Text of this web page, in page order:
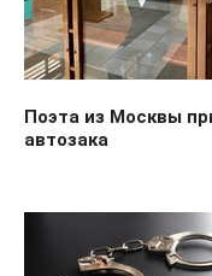
Поэта из Москвы
автозака